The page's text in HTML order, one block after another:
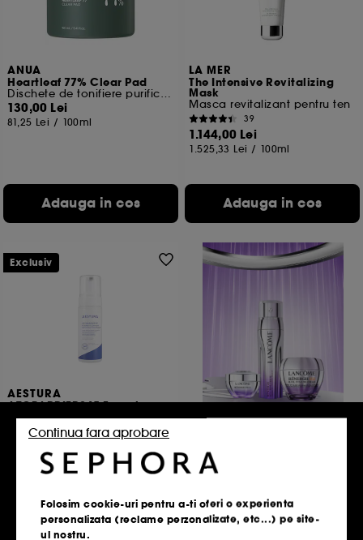
ANUA
Heartleaf 77% Clear Pad
Dischete de tonifiere purificatoare
130,00 Lei
81,25 Lei / 100ml
Adauga in cos
LA MER
The Intensive Revitalizing
Mask
Masca revitalizant pentru ten
39
1.144,00 Lei
1.525,33 Lei / 100ml
Adauga in cos
AESTURA
ATOBARRIER365 Foaming
Cleanser
Spuma de curatare care echilibreaza pH-ul
455
95,00 Lei
63,33 Lei /100ml
Adauga in cos
Exclusiv
Folosim cookie-uri pentru a-ti oferi o experienta
personalizata (reclame perzonalizate, etc...) pe site-
ul nostru.
Continua fara aprobare